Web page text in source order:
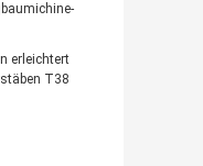
erleichtert
T38